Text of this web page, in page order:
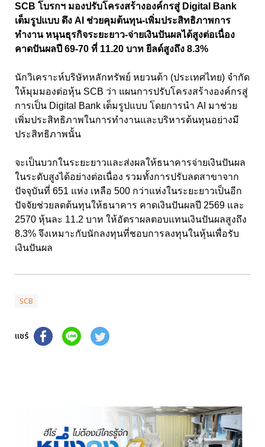
SCB โบรกฯ มองปรับโครงสร้างองค์กรสู่ Digital Bank
เต็มรูปแบบ ดึง AI ช่วยคุมต้นทุน-เพิ่มประสิทธิภาพการ
ทำงาน หนุนธุรกิจระยะยาว-จ่ายเงินปันผลได้สูงต่อเนื่อง
คาดปันผลปี 69-70 ที่ 11.20 บาท ยีลด์สูงถึง 8.3%
นักวิเคราะห์บริษัทหลักทรัพย์ หยวนต้า (ประเทศไทย) จำกัด
ให้มุมมองต่อหุ้น SCB ว่า แผนการปรับโครงสร้างองค์กรสู่
การเป็น Digital Bank เต็มรูปแบบ โดยการนำ AI มาช่วย
เพิ่มประสิทธิภาพในการทำงานและบริหารต้นทุนอย่างมี
ประสิทธิภาพนั้น
จะเป็นบวกในระยะยาวและส่งผลให้ธนาคารจ่ายเงินปันผล
ในระดับสูงได้อย่างต่อเนื่อง รวมทั้งการปรับลดสาขาจาก
ปัจจุบันที่ 651 แห่ง เหลือ 500 กว่าแห่งในระยะยาวเป็นอีก
ปัจจัยช่วยลดต้นทุนให้ธนาคาร คาดเงินปันผลปี 2569 และ
2570 หุ้นละ 11.2 บาท ให้อัตราผลตอบแทนเงินปันผลสูงถึง
8.3% จึงเหมาะกับนักลงทุนที่ชอบการลงทุนในหุ้นเพื่อรับ
เงินปันผล
SCB
แชร์